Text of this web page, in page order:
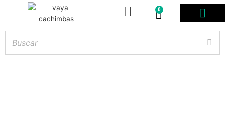
0
Carrito